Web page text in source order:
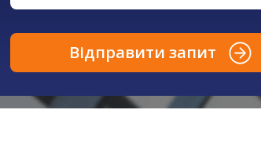
Відправити запит